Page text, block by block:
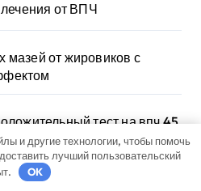
от ВПЧ
от жировиков с
тест на впч 45
у мужчин: обзор
и другие технологии, чтобы помочь
лучший пользовательский
OK